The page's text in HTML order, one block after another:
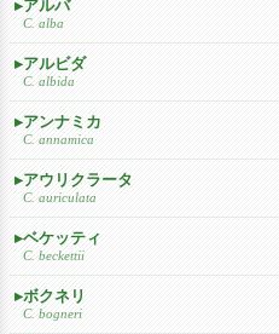
アルバ
C. alba
アルビダ
C. albida
アンナミカ
C. annamica
アウリクラータ
C. auriculata
ベケッティ
C. beckettii
ボクネリ
C. bogneri